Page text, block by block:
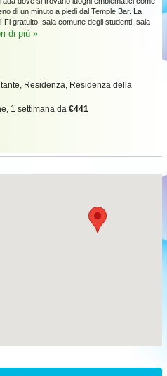
di un minuto a piedi dal Temple Bar. La
gratuito, sala comune degli studenti, sala
di più »
Residenza, Residenza della
1 settimana da €441